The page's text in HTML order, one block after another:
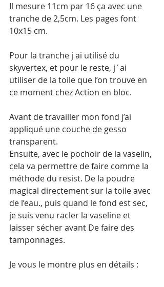
Il mesure 11cm par 16 ça avec une
tranche de 2,5cm. Les pages font
10x15 cm.
Pour la tranche j ai utilisé du
skyvertex, et pour le reste, j´ai
utiliser de la toile que l’on trouve en
ce moment chez Action en bloc.
Avant de travailler mon fond j’ai
appliqué une couche de gesso
transparent.
Ensuite, avec le pochoir de la vaselin,
cela va permettre de faire comme la
méthode du resist. De la poudre
magical directement sur la toile avec
de l’eau., puis quand le fond est sec,
je suis venu racler la vaseline et
laisser sécher avant De faire des
tamponnages.
Je vous le montre plus en détails :